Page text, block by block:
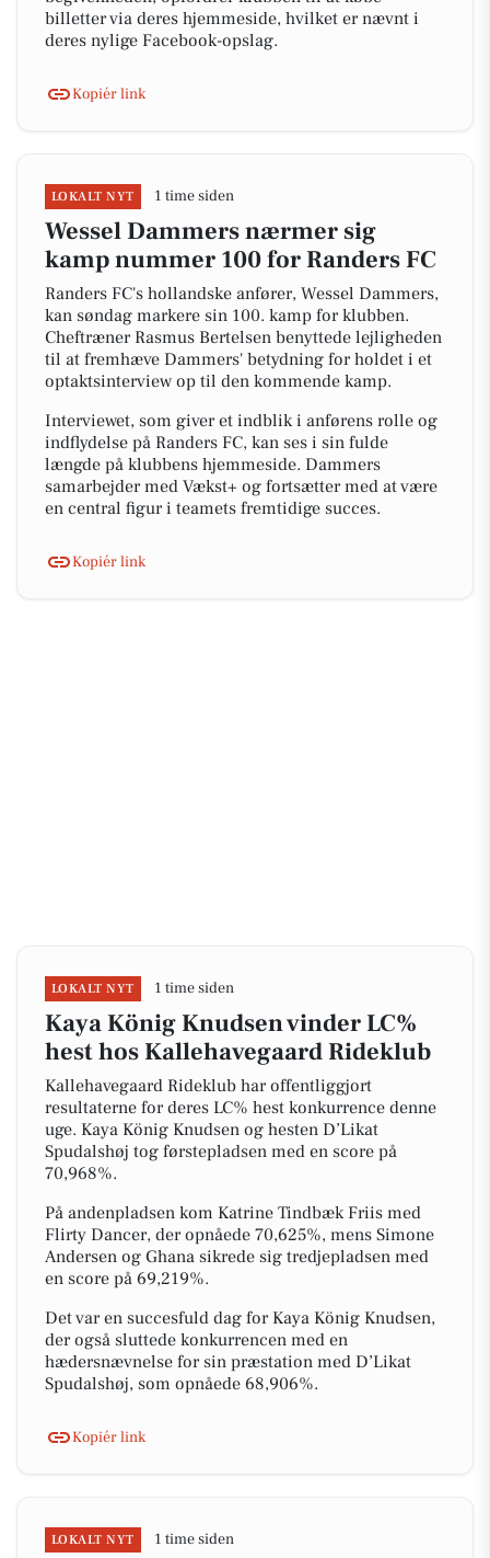
billetter via deres hjemmeside, hvilket er nævnt i
deres nylige Facebook-opslag.
Kopiér link
LOKALT NYT 1 time siden
Wessel Dammers nærmer sig
kamp nummer 100 for Randers FC
Randers FC's hollandske anfører, Wessel Dammers,
kan søndag markere sin 100. kamp for klubben.
Cheftræner Rasmus Bertelsen benyttede lejligheden
til at fremhæve Dammers' betydning for holdet i et
optaktsinterview op til den kommende kamp.
Interviewet, som giver et indblik i anførens rolle og
indflydelse på Randers FC, kan ses i sin fulde
længde på klubbens hjemmeside. Dammers
samarbejder med Vækst+ og fortsætter med at være
en central figur i teamets fremtidige succes.
Kopiér link
LOKALT NYT 1 time siden
Kaya König Knudsen vinder LC%
hest hos Kallehavegaard Rideklub
Kallehavegaard Rideklub har offentliggjort
resultaterne for deres LC% hest konkurrence denne
uge. Kaya König Knudsen og hesten D’Likat
Spudalshøj tog førstepladsen med en score på
70,968%.
På andenpladsen kom Katrine Tindbæk Friis med
Flirty Dancer, der opnåede 70,625%, mens Simone
Andersen og Ghana sikrede sig tredjepladsen med
en score på 69,219%.
Det var en succesfuld dag for Kaya König Knudsen,
der også sluttede konkurrencen med en
hædersnævnelse for sin præstation med D’Likat
Spudalshøj, som opnåede 68,906%.
Kopiér link
LOKALT NYT 1 time siden